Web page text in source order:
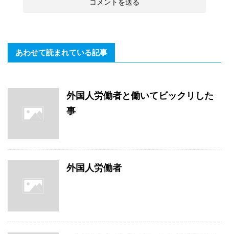
あわせて読まれている記事
外国人労働者と働いてビックリした
事
外国人労働者